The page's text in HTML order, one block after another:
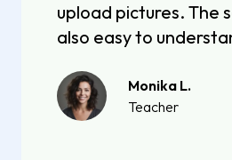
upload pictures. The
also easy to
Monika L.
Teacher